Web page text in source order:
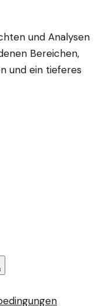
und Analysen
Bereichen,
und ein tieferes